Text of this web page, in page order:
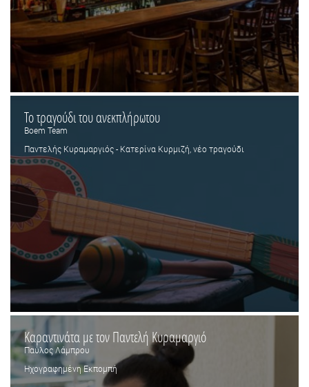
Το τραγούδι του ανεκπλήρωτου
Boem Team
Παντελής Κυραμαργιός - Κατερίνα Κυρμιζή, νέο τραγούδι
Καραντινάτα με τον Παντελή Κυραμαργιό
Παύλος Λάμπρου
Ηχογραφημένη Εκπομπή